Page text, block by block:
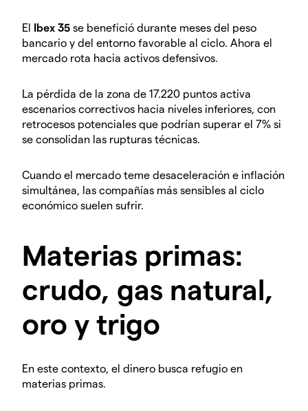
El Ibex 35 se benefició durante meses del peso
bancario y del entorno favorable al ciclo. Ahora el
mercado rota hacia activos defensivos.
La pérdida de la zona de 17.220 puntos activa
escenarios correctivos hacia niveles inferiores, con
retrocesos potenciales que podrían superar el 7% si
se consolidan las rupturas técnicas.
Cuando el mercado teme desaceleración e inflación
simultánea, las compañías más sensibles al ciclo
económico suelen sufrir.
Materias primas:
crudo, gas natural,
oro y trigo
En este contexto, el dinero busca refugio en
materias primas.